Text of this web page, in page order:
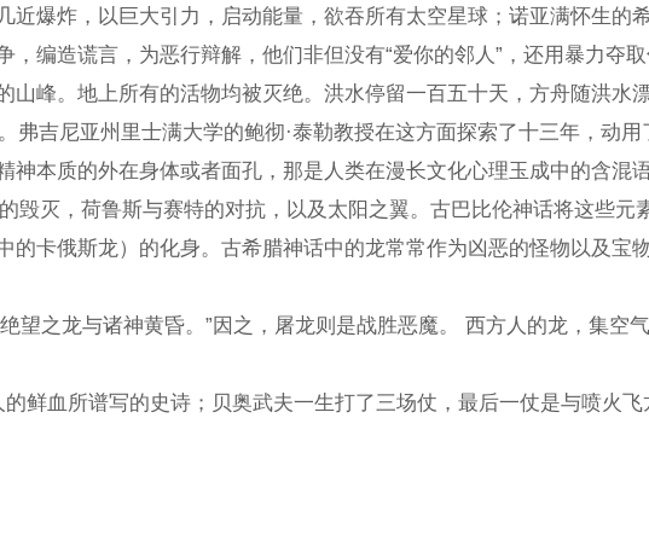
爆炸，以巨大引力，启动能量，欲吞所有太空星球；诺亚满怀
编造谎言，为恶行辩解，他们非但没有“爱你的邻人”，还用暴力夺
。地上所有的活物均被灭绝。洪水停留一百五十天，方舟随洪水
尼亚州里士满大学的鲍彻·泰勒教授在这方面探索了十三年，动
本质的外在身体或者面孔，那是人类在漫长文化心理玉成中的
包括人类的毁灭，荷鲁斯与赛特的对抗，以及太阳之翼
卡俄斯龙）的化身。古希腊神话中的龙常常作为凶恶的怪物以及
之龙与诸神黄昏。”因之，屠龙则是战胜恶魔。 西方人的龙，
血所谱写的史诗；贝奥武夫一生打了三场仗，最后一仗是与喷